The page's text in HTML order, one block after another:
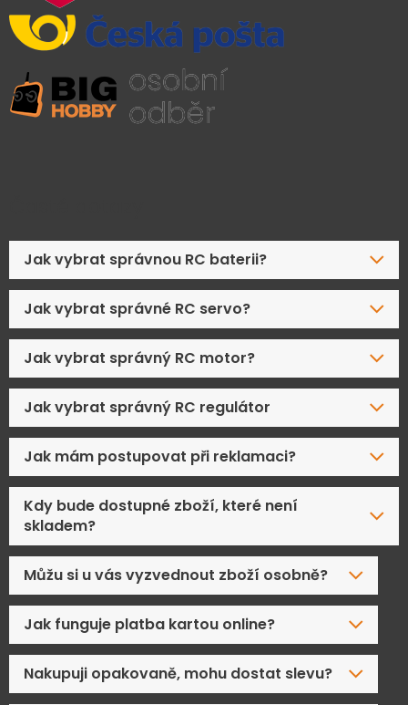
Jak vybrat správnou RC baterii?
Jak vybrat správné RC servo?
Jak vybrat správný RC motor?
Jak vybrat správný RC regulátor
Jak mám postupovat při reklamaci?
Kdy bude dostupné zboží, které není
skladem?
Můžu si u vás vyzvednout zboží osobně?
Jak funguje platba kartou online?
Nakupuji opakovaně, mohu dostat slevu?